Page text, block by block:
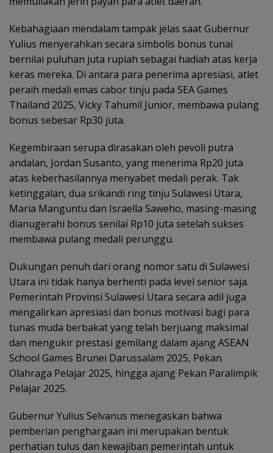
Kebahagiaan mendalam tampak jelas saat Gubernur
Yulius menyerahkan secara simbolis bonus tunai
bernilai puluhan juta rupiah sebagai hadiah atas kerja
keras mereka. Di antara para penerima apresiasi, atlet
peraih medali emas cabor tinju pada SEA Games
Thailand 2025, Vicky Tahumil Junior, membawa pulang
bonus sebesar Rp30 juta.
Kegembiraan serupa dirasakan oleh pevoli putra
andalan, Jordan Susanto, yang menerima Rp20 juta
atas keberhasilannya menyabet medali perak. Tak
ketinggalan, dua srikandi ring tinju Sulawesi Utara,
Maria Manguntu dan Israella Saweho, masing-masing
dianugerahi bonus senilai Rp10 juta setelah sukses
membawa pulang medali perunggu.
Dukungan penuh dari orang nomor satu di Sulawesi
Utara ini tidak hanya berhenti pada level senior saja.
Pemerintah Provinsi Sulawesi Utara secara adil juga
mengalirkan apresiasi dan bonus motivasi bagi para
tunas muda berbakat yang telah berjuang maksimal
dan mengukir prestasi gemilang dalam ajang ASEAN
School Games Brunei Darussalam 2025, Pekan
Olahraga Pelajar 2025, hingga ajang Pekan Paralimpik
Pelajar 2025.
Gubernur Yulius Selvanus menegaskan bahwa
pemberian penghargaan ini merupakan bentuk
perhatian tulus dan kewajiban pemerintah untuk